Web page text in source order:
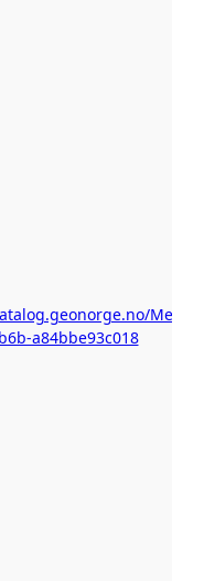
a84bbe93c018